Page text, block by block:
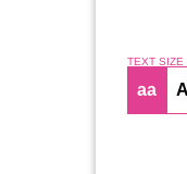
TEXT SIZE
aa